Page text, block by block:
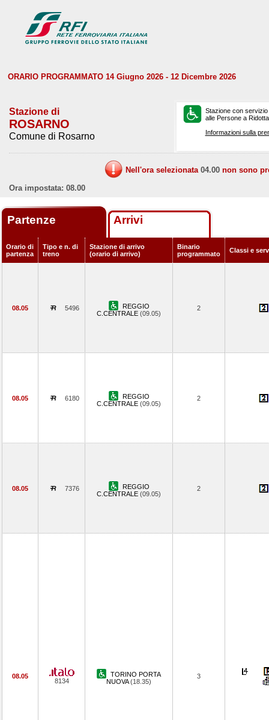
ORARIO PROGRAMMATO 14 Giugno 2026 - 12 Dicembre 2026
Stazione di
ROSARNO
Comune di Rosarno
Stazione con
alle Persone a
Informazioni sulla
Nell'ora selezionata 04.00 non sono
Ora impostata: 08.00
Partenze Arrivi
Orario di
partenza
Tipo e n. di
treno
Stazione di arrivo
(orario di arrivo)
Binario
programmato
Classi e
08.05 5496
REGGIO
C.CENTRALE (09.05)
2
08.05 6180
REGGIO
C.CENTRALE (09.05)
2
08.05 7376
REGGIO
C.CENTRALE (09.05)
2
08.05
8134
TORINO PORTA
NUOVA(18.35)
3